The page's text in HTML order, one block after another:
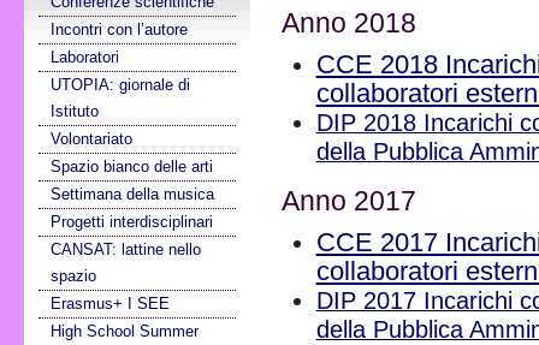
Incontri con l’autore
Laboratori
UTOPIA: giornale di
Istituto
Volontariato
Spazio bianco delle arti
Settimana della musica
Progetti interdisciplinari
CANSAT: lattine nello
spazio
Erasmus+ I SEE
High School Summer
Anno 2018
CCE 2018
collaboratori
DIP 2018 Incarichi
della Pubblica
Anno 2017
CCE 2017
collaboratori
DIP 2017 Incarichi
della Pubblica